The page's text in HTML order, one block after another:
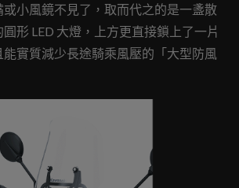
小風鏡不見了，取而代之的是一盞散
形 LED 大燈，上方更直接鎖上了一片
實質減少長途騎乘風壓的「大型防風